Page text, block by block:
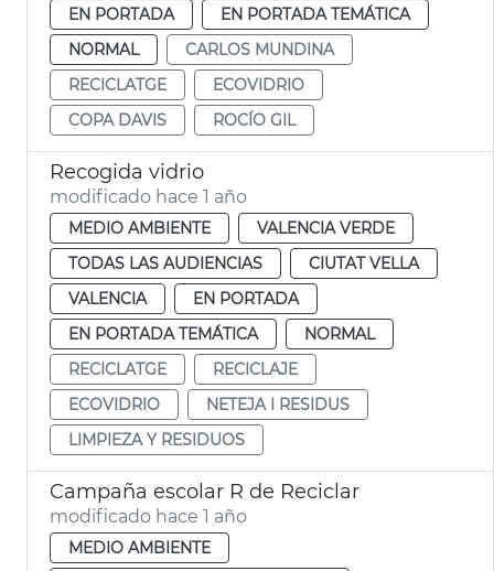
EN PORTADA
EN PORTADA TEMÁTICA
NORMAL
CARLOS MUNDINA
RECICLATGE
ECOVIDRIO
COPA DAVIS
ROCÍO GIL
Recogida vidrio
modificado hace 1 año
MEDIO AMBIENTE
VALENCIA VERDE
TODAS LAS AUDIENCIAS
CIUTAT VELLA
VALENCIA
EN PORTADA
EN PORTADA TEMÁTICA
NORMAL
RECICLATGE
RECICLAJE
ECOVIDRIO
NETEJA I RESIDUS
LIMPIEZA Y RESIDUOS
Campaña escolar R de Reciclar
modificado hace 1 año
MEDIO AMBIENTE